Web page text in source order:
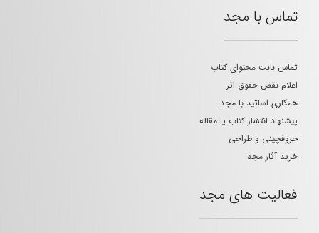
تماس با مجد
تماس بابت محتوای کتاب
اعلام نقض حقوق اثر
همکاری اساتید با مجد
پیشنهاد انتشار کتاب یا مقاله
حروفچینی و طراحی
خرید آثار مجد
فعالیت های مجد